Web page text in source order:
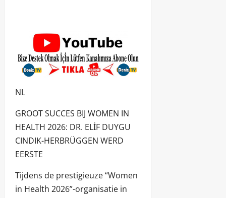
NL
GROOT SUCCES BIJ WOMEN IN
HEALTH 2026: DR. ELİF DUYGU
CINDIK-HERBRÜGGEN WERD
EERSTE
Tijdens de prestigieuze “Women
in Health 2026”-organisatie in